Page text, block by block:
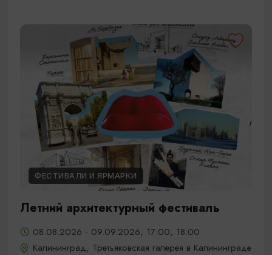
ФЕСТИВАЛИ И ЯРМАРКИ
Летний архитектурный фестиваль
08.08.2026 - 09.09.2026, 17:00, 18:00
Калининград, Третьяковская галерея в Калининграде